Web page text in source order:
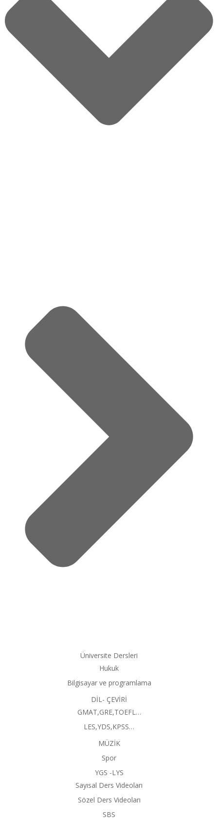
Üniversite Dersleri
Hukuk
Bilgisayar ve programlama
DİL- ÇEVİRİ
GMAT,GRE,TOEFL…
LES,YDS,KPSS…
MÜZİK
Spor
YGS -LYS
Sayısal Ders Videoları
Sözel Ders Videoları
SBS